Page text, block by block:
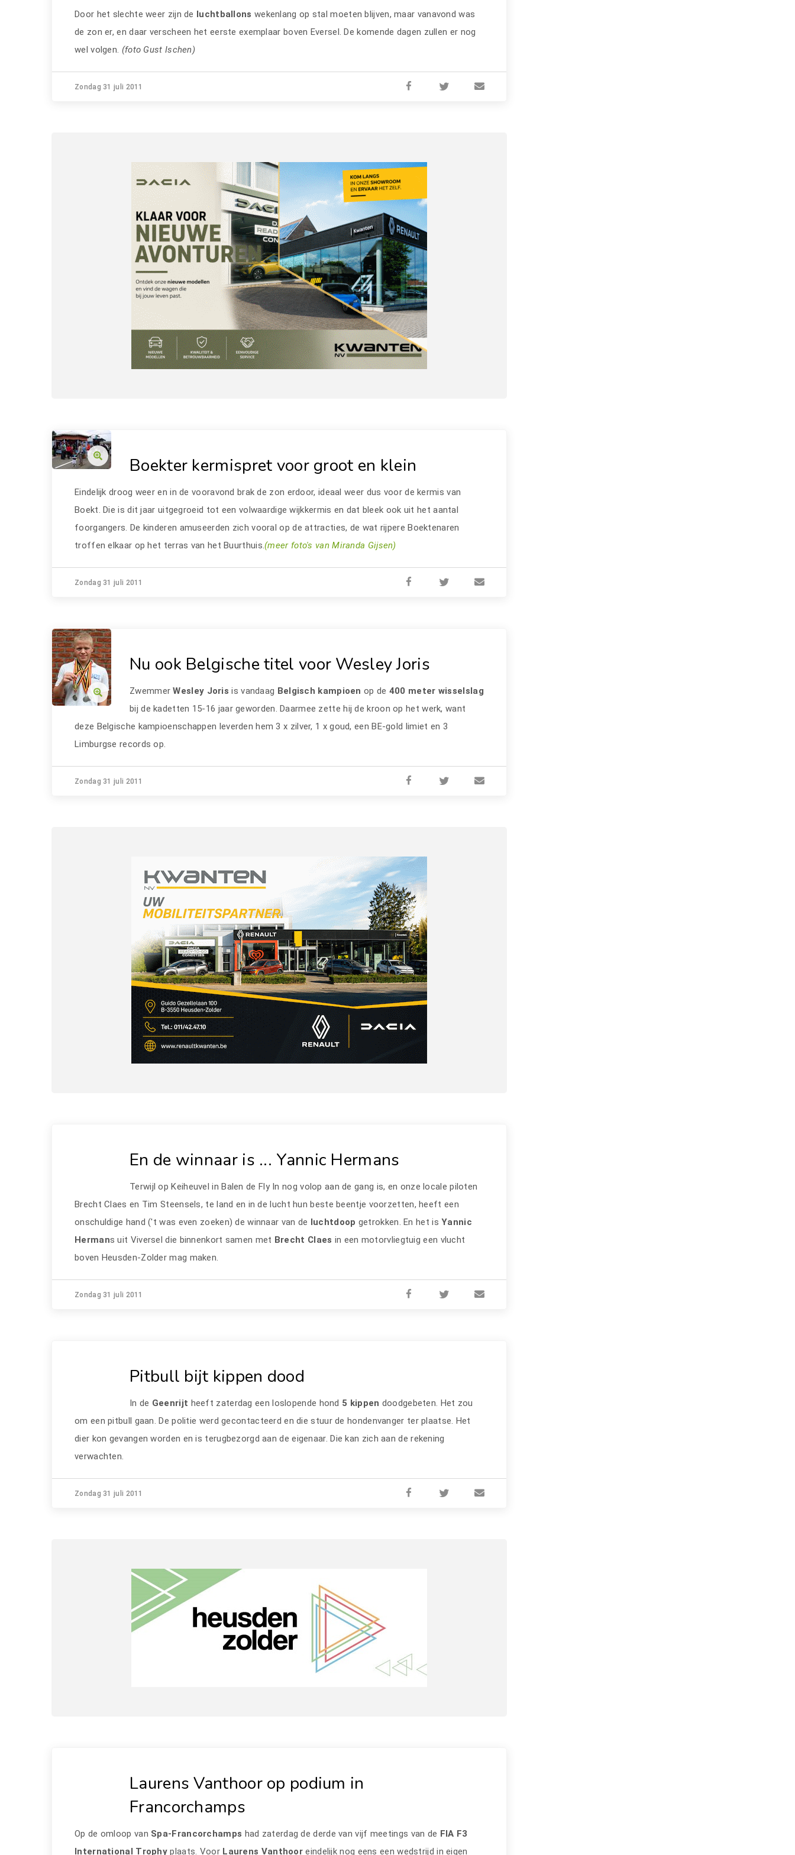
Door het slechte weer zijn de luchtballons wekenlang op stal moeten blijven, maar vanavond was
de zon er, en daar verscheen het eerste exemplaar boven Eversel. De komende dagen zullen er nog
wel volgen. (foto Gust Ischen)
Zondag 31 juli 2011
Boekter kermispret voor groot en klein
Eindelijk droog weer en in de vooravond brak de zon erdoor, ideaal weer dus voor de kermis van
Boekt. Die is dit jaar uitgegroeid tot een volwaardige wijkkermis en dat bleek ook uit het aantal
foorgangers. De kinderen amuseerden zich vooral op de attracties, de wat rijpere Boektenaren
troffen elkaar op het terras van het Buurthuis.(meer foto's van Miranda Gijsen)
Zondag 31 juli 2011
Nu ook Belgische titel voor Wesley Joris
ZwemmerWesley Joris is vandaag Belgisch kampioen op de 400 meter wisselslag
bij de kadetten 15-16 jaar geworden. Daarmee zette hij de kroon op het werk, want
deze Belgische kampioenschappen leverden hem 3 x zilver, 1 x goud, een BE-gold limiet en 3
Limburgse records op.
Zondag 31 juli 2011
En de winnaar is ... Yannic Hermans
Terwijl op Keiheuvel in Balen de Fly In nog volop aan de gang is, en onze locale piloten
Brecht Claes en Tim Steensels, te land en in de lucht hun beste beentje voorzetten, heeft een
onschuldige hand ('t was even zoeken) de winnaar van de luchtdoop getrokken. En het isYannic
Hermans uit Viversel die binnenkort samen met Brecht Claes in een motorvliegtuig een vlucht
boven Heusden-Zolder mag maken.
Zondag 31 juli 2011
Pitbull bijt kippen dood
In de Geenrijt heeft zaterdag een loslopende hond 5 kippen doodgebeten. Het zou
om een pitbull gaan. De politie werd gecontacteerd en die stuur de hondenvanger ter plaatse. Het
dier kon gevangen worden en is terugbezorgd aan de eigenaar. Die kan zich aan de rekening
verwachten.
Zondag 31 juli 2011
Laurens Vanthoor op podium in
Francorchamps
Op de omloop van Spa-Francorchamps had zaterdag de derde van vijf meetings van de FIA F3
International Trophy plaats. Voor Laurens Vanthoor eindelijk nog eens een wedstrijd in eigen